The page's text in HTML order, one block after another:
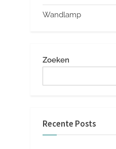
Wandlamp
Zoeken
Recente Posts